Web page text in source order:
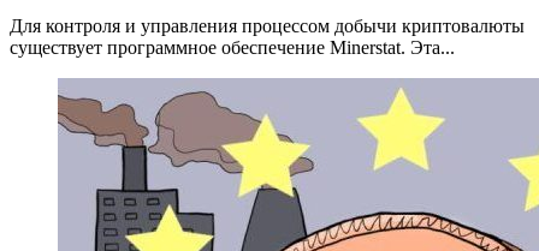
Для контроля и управления процессом добычи криптовалюты
существует программное обеспечение Minerstat. Эта...